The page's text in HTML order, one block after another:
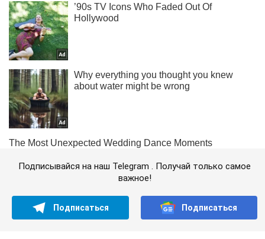
Подписывайся на наш Telegram . Получай только самое
важное!
Подписаться Подписаться